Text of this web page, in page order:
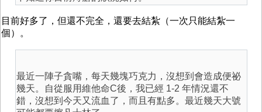
目前好多了，但還不完全，還要去結紮（一次只能結紮一
個）。
最近一陣子貪嘴，每天幾塊巧克力，沒想到會造成便祕
幾天。自從服用維他命C後，我已經 1-2 年情況還不
錯，沒想到今天又流血了，而且有點多。最近幾天大號